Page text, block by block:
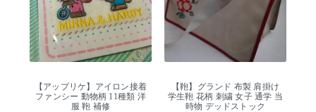
【アップリケ】アイロン接着
ファンシー 動物柄 11種類 洋
服 鞄 補修
【鞄】グランド 布製 肩掛け
学生鞄 花柄 刺繍 女子 通学 当
時物 デッドストック